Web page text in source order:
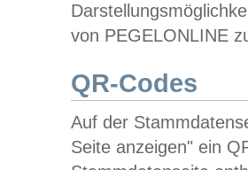
von PEGELONLINE
QR-Codes
Auf der
Seite anzeigen" ein